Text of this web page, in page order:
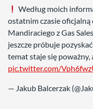
Według moich
ostatnim czasie
Mandiraciego z Gas
jeszcze próbuje
temat staje się poważny,
pic.twitter.com/
— Jakub Balcerzak